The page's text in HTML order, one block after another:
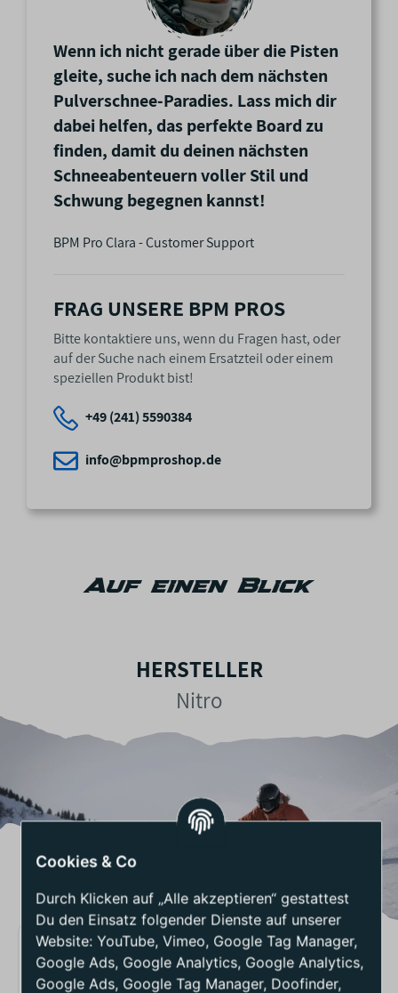
Wenn ich nicht gerade über die Pisten
gleite, suche ich nach dem nächsten
Pulverschnee-Paradies. Lass mich dir
dabei helfen, das perfekte Board zu
finden, damit du deinen nächsten
Schneeabenteuern voller Stil und
Schwung begegnen kannst!
BPM Pro Clara - Customer Support
FRAG UNSERE BPM PROS
Bitte kontaktiere uns, wenn du Fragen hast, oder
auf der Suche nach einem Ersatzteil oder einem
speziellen Produkt bist!
+49 (241) 5590384
info@bpmproshop.de
Auf einen Blick
HERSTELLER
Nitro
BEWERTUNGEN - NITRO
SQUASH SNOWBOARD
Cookies & Co
Durch Klicken auf „Alle akzeptieren“ gestattest
Du den Einsatz folgender Dienste auf unserer
Website: YouTube, Vimeo, Google Tag Manager,
Google Ads, Google Analytics, Google Analytics,
Google Ads, Google Tag Manager, Doofinder,